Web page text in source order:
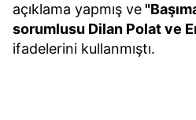
açıklama yapmış ve
sorumlusu Dilan Polat ve
ifadelerini kullanmıştı.